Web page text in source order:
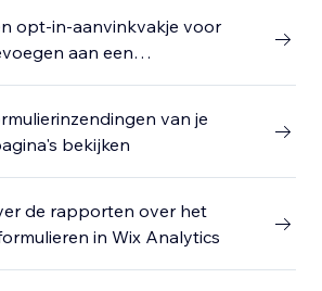
opt-in-aanvinkvakje voor
aan een
van je
bekijken
de rapporten over het
in Wix Analytics